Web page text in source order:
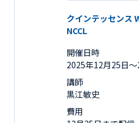
クインテッセンス
NCCL
開催日時
2025年12月25日
講師
黒江敏史
費用